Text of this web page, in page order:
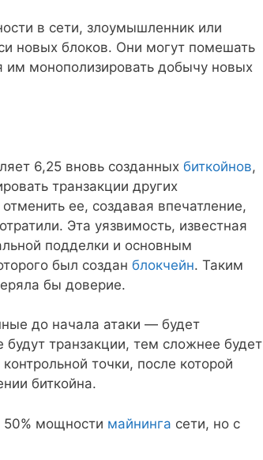
в сети, злоумышленник или
новых блоков. Они могут помешать
им монополизировать добычу новых
6,25 вновь созданных биткойнов,
транзакции других
ее, создавая впечатление,
Эта уязвимость, известная
подделки и основным
был создан блокчейн. Таким
бы доверие.
до начала атаки — будет
транзакции, тем сложнее будет
точки, после которой
биткойна.
50% мощности майнинга сети, но с